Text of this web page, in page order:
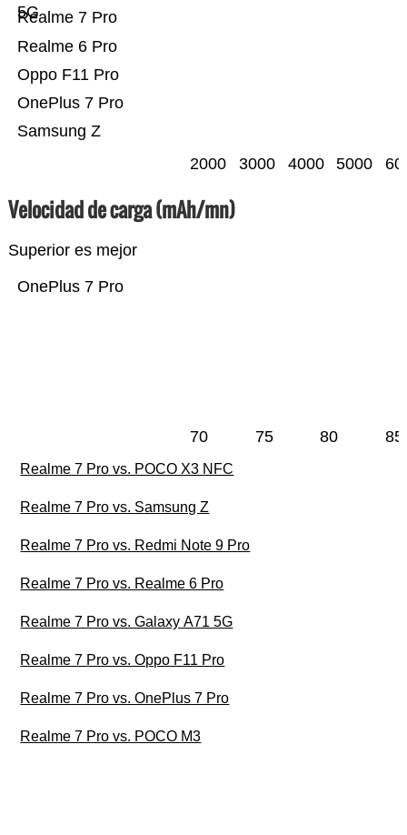
Samsung Z
OnePlus 7 Pro
Oppo F11 Pro
Realme 6 Pro
Realme 7 Pro
5G
2000 3000 4000 5000
Velocidad de carga (mAh/mn)
Superior es mejor
OnePlus 7 Pro
70 75 80 85
Realme 7 Pro vs. POCO X3 NFC
Realme 7 Pro vs. Samsung Z
Realme 7 Pro vs. Redmi Note 9 Pro
Realme 7 Pro vs. Realme 6 Pro
Realme 7 Pro vs. Galaxy A71 5G
Realme 7 Pro vs. Oppo F11 Pro
Realme 7 Pro vs. OnePlus 7 Pro
Realme 7 Pro vs. POCO M3